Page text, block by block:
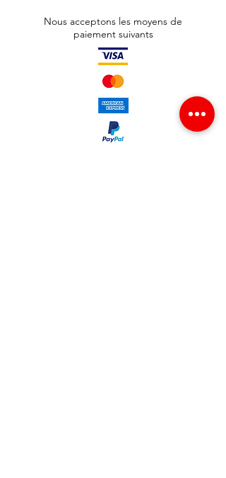
Nous acceptons les moyens de
paiement suivants